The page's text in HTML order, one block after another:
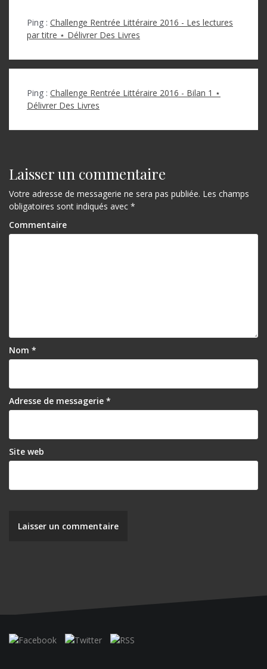
Ping : Challenge Rentrée Littéraire 2016 - Les lectures
par titre ⋆ Délivrer Des Livres
Ping : Challenge Rentrée Littéraire 2016 - Bilan 1 ⋆
Délivrer Des Livres
Laisser un commentaire
Votre adresse de messagerie ne sera pas publiée. Les champs
obligatoires sont indiqués avec *
Commentaire
Nom *
Adresse de messagerie *
Site web